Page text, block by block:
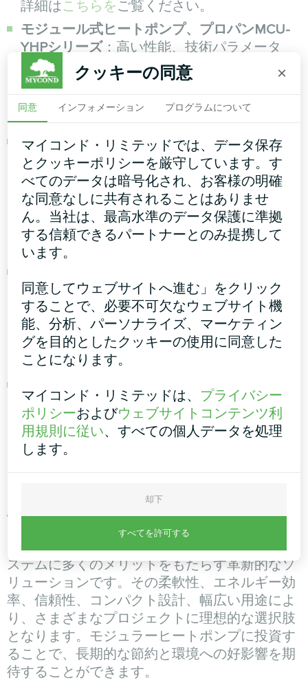
詳細はこちらをご覧ください。
モジュール式ヒートポンプ、プロパンMCU-
YHPシリーズ：高い性能、技術パラメータ
ー、効率を提供し、環境に優しいR290フロ
ンで作動します。25℃で効率的な暖房を提供
し、最高温度は+75℃に達します。詳細は
ちらを
モジュール式ヒートポンプ、MCU-500YHEシ
リーズ ：EVIテクノロジーとジェネレーショ
ン3.0制御システム搭載のダンフォス製コンプ
レッサーにより、-32℃でも高温を維持しま
す。効率的に+60℃までの温水を生成し、大
規模施設に最適です。詳細はこちらをご覧く
ださい。
MCU-YHRシリーズ：環境に優しいR410A冷媒
を使用し、冷房、冷房＋熱回収、暖房、家庭
用温水の複数のモードに対応。冷房と家庭用
温水を同時に必要とする施設に最適です。詳
しくはこちらをご覧ください。
モジュール式ヒートポンプ、EVI MCU-YHEシ
リーズ ：EVI技術を使用した間接冷媒注入式
コープランド「エマーソン」コンプレッサー
を搭載し、極寒の日でも高い冷却水温度を確
実に維持します。詳細は
概要
モジュール式ヒートポンプは、現代のHVACシ
ステムに多くのメリットをもたらす革新的なソ
リューションです。その柔軟性、エネルギー効
率、信頼性、コンパクト設計、幅広い用途によ
り、さまざまなプロジェクトに理想的な選択肢
となります。モジュラーヒートポンプに投資す
ることで、長期的な節約と環境への好影響を期
待することができます。
クッキーの同意 ×
同意 インフォメーション プログラムについて
マイコンド・リミテッドでは、データ保存
とクッキーポリシーを厳守しています。す
べてのデータは暗号化され、お客様の明確
な同意なしに共有されることはありませ
ん。当社は、最高水準のデータ保護に準拠
する信頼できるパートナーとのみ提携して
います。
同意してウェブサイトへ進む」をクリック
することで、必要不可欠なウェブサイト機
能、分析、パーソナライズ、マーケティン
グを目的としたクッキーの使用に同意した
ことになります。
マイコンド・リミテッドは、 プライバシー
ポリシーおよびウェブサイトコンテンツ利
用規則に従い、すべての個人データを処理
します。
却下
すべてを許可する